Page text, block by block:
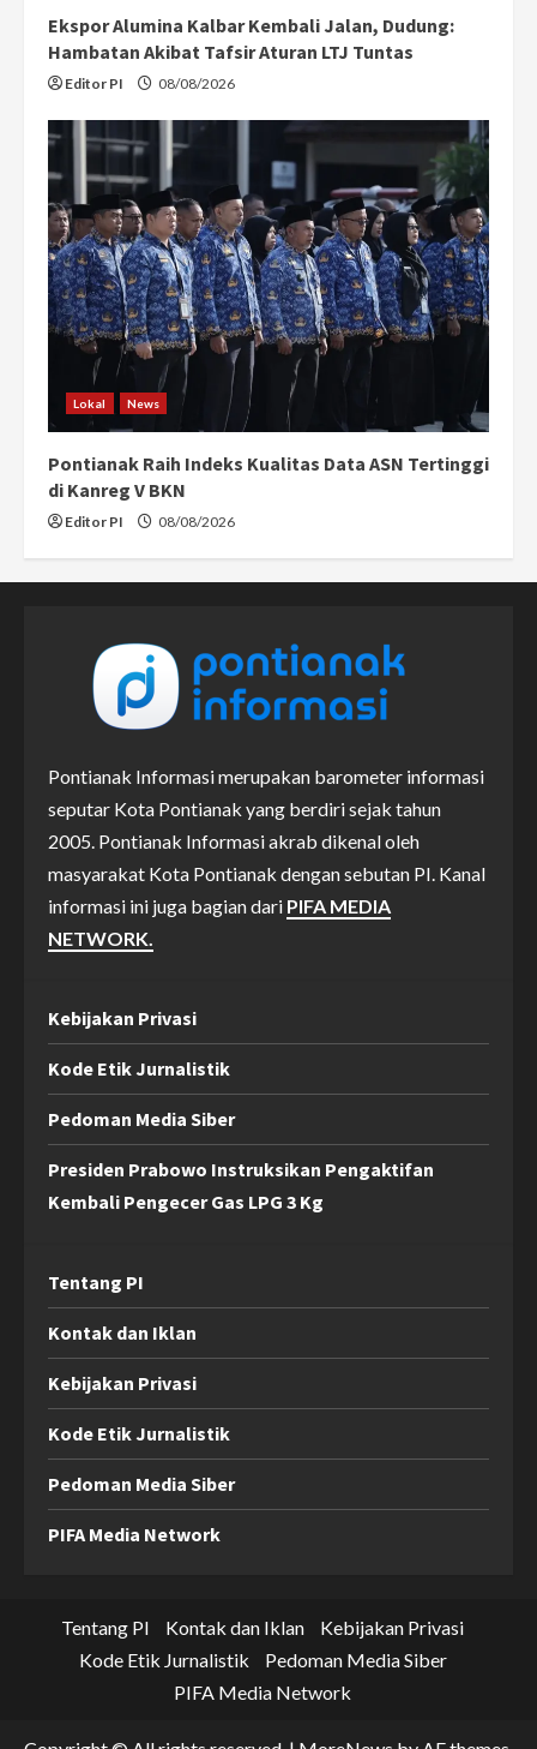
Ekspor Alumina Kalbar Kembali Jalan, Dudung:
Hambatan Akibat Tafsir Aturan LTJ Tuntas
Editor PI 08/08/2026
Lokal News
Pontianak Raih Indeks Kualitas Data ASN Tertinggi
di Kanreg V BKN
Editor PI 08/08/2026
Pontianak Informasi merupakan barometer informasi
seputar Kota Pontianak yang berdiri sejak tahun
2005. Pontianak Informasi akrab dikenal oleh
masyarakat Kota Pontianak dengan sebutan PI. Kanal
informasi ini juga bagian dari PIFA MEDIA
NETWORK.
Kebijakan Privasi
Kode Etik Jurnalistik
Pedoman Media Siber
Presiden Prabowo Instruksikan Pengaktifan
Kembali Pengecer Gas LPG 3 Kg
Tentang PI
Kontak dan Iklan
Kebijakan Privasi
Kode Etik Jurnalistik
Pedoman Media Siber
PIFA Media Network
Tentang PI Kontak dan Iklan
Kebijakan Privasi
Kode Etik Jurnalistik
Pedoman Media Siber
PIFA Media Network